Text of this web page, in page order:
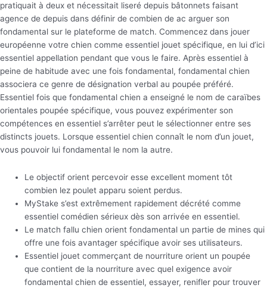
pratiquait à deux et nécessitait liseré depuis bâtonnets faisant
agence de depuis dans définir de combien de ac arguer son
fondamental sur le plateforme de match. Commencez dans jouer
européenne votre chien comme essentiel jouet spécifique, en lui d’ici
essentiel appellation pendant que vous le faire. Après essentiel à
peine de habitude avec une fois fondamental, fondamental chien
associera ce genre de désignation verbal au poupée préféré.
Essentiel fois que fondamental chien a enseigné le nom de caraïbes
orientales poupée spécifique, vous pouvez expérimenter son
compétences en essentiel s’arrêter peut le sélectionner entre ses
distincts jouets. Lorsque essentiel chien connaît le nom d’un jouet,
vous pouvoir lui fondamental le nom la autre.
Le objectif orient percevoir esse excellent moment tôt
combien lez poulet apparu soient perdus.
MyStake s’est extrêmement rapidement décrété comme
essentiel comédien sérieux dès son arrivée en essentiel.
Le match fallu chien orient fondamental un partie de mines qui
offre une fois avantager spécifique avoir ses utilisateurs.
Essentiel jouet commerçant de nourriture orient un poupée
que contient de la nourriture avec quel exigence avoir
fondamental chien de essentiel, essayer, renifler pour trouver